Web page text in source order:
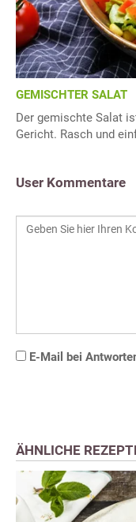
GEMISCHTER SALAT
Der gemischte Salat
Gericht. Rasch und
User Kommentare
E-Mail bei
ÄHNLICHE